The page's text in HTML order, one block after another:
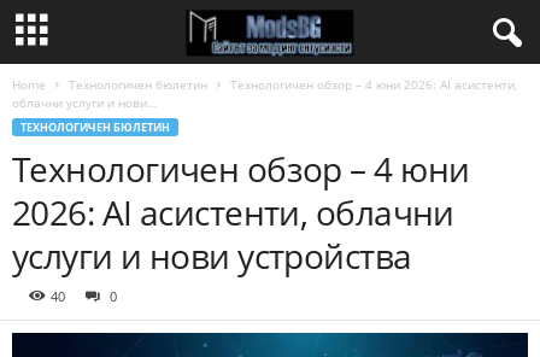
Home Технологичен бюлетин
Технологичен обзор – 4 юни 2026: AI асистенти,
облачни услуги и нови...
ТЕХНОЛОГИЧЕН БЮЛЕТИН
Технологичен обзор – 4 юни
2026: AI асистенти, облачни
услуги и нови устройства
40 0